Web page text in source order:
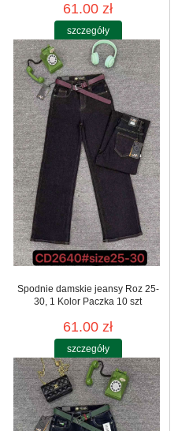
61.00 zł
szczegóły
Spodnie damskie jeansy Roz 25-
30, 1 Kolor Paczka 10 szt
61.00 zł
szczegóły